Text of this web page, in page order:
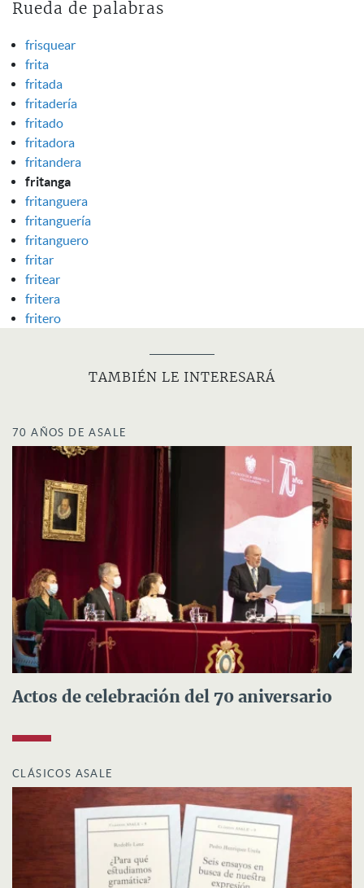
Rueda de palabras
frisquear
frita
fritada
fritadería
fritado
fritadora
fritandera
fritanga
fritanguera
fritanguería
fritanguero
fritar
fritear
fritera
fritero
TAMBIÉN LE INTERESARÁ
70 AÑOS DE ASALE
Actos de celebración del 70 aniversario
CLÁSICOS ASALE